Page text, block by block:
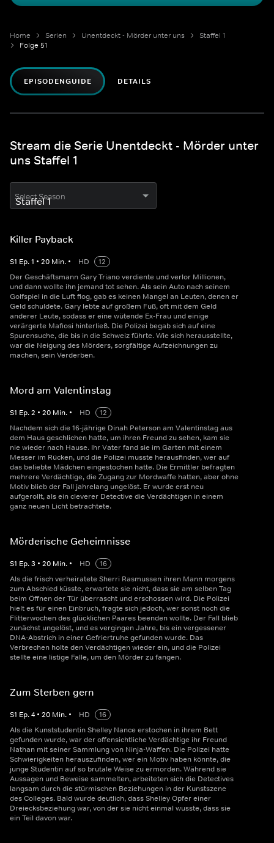
Home Serien Unentdeckt - Mörder unter uns
Staffel 1
Folge 51
EPISODENGUIDE DETAILS
Stream die Serie Unentdeckt - Mörder unter
uns Staffel 1
Select Season
Killer Payback
S1 Ep.1 • 20 Min. • HD
12
Der Geschäftsmann Gary Triano verdiente und verlor Millionen,
und dann wollte ihn jemand tot sehen. Als sein Auto nach seinem
Golfspiel in die Luft flog, gab es keinen Mangel an Leuten, denen er
Geld schuldete. Gary lebte auf großem Fuß, oft mit dem Geld
anderer Leute, sodass er eine wütende Ex-Frau und einige
verärgerte Mafiosi hinterließ. Die Polizei begab sich auf eine
Spurensuche, die bis in die Schweiz führte. Wie sich herausstellte,
war die Neigung des Mörders, sorgfältige Aufzeichnungen zu
machen, sein Verderben.
Mord am Valentinstag
S1 Ep.2 • 20 Min. • HD
12
Nachdem sich die 16-jährige Dinah Peterson am Valentinstag aus
dem Haus geschlichen hatte, um ihren Freund zu sehen, kam sie
nie wieder nach Hause. Ihr Vater fand sie im Garten mit einem
Messer im Rücken, und die Polizei musste herausfinden, wer auf
das beliebte Mädchen eingestochen hatte. Die Ermittler befragten
mehrere Verdächtige, die Zugang zur Mordwaffe hatten, aber ohne
Motiv blieb der Fall jahrelang ungelöst. Er wurde erst neu
aufgerollt, als ein cleverer Detective die Verdächtigen in einem
ganz neuen Licht betrachtete.
Mörderische Geheimnisse
S1 Ep.3 • 20 Min. • HD
16
Als die frisch verheiratete Sherri Rasmussen ihren Mann morgens
zum Abschied küsste, erwartete sie nicht, dass sie am selben Tag
beim Öffnen der Tür überrascht und erschossen wird. Die Polizei
hielt es für einen Einbruch, fragte sich jedoch, wer sonst noch die
Flitterwochen des glücklichen Paares beenden wollte. Der Fall blieb
zunächst ungelöst, und es vergingen Jahre, bis ein vergessener
DNA-Abstrich in einer Gefriertruhe gefunden wurde. Das
Verbrechen holte den Verdächtigen wieder ein, und die Polizei
stellte eine listige Falle, um den Mörder zu fangen.
Zum Sterben gern
S1 Ep.4 • 20 Min. • HD
16
Als die Kunststudentin Shelley Nance erstochen in ihrem Bett
gefunden wurde, war der offensichtliche Verdächtige ihr Freund
Nathan mit seiner Sammlung von Ninja-Waffen. Die Polizei hatte
Schwierigkeiten herauszufinden, wer ein Motiv haben könnte, die
junge Studentin auf so brutale Weise zu ermorden. Während sie
Aussagen und Beweise sammelten, arbeiteten sich die Detectives
langsam durch die stürmischen Beziehungen in der Kunstszene
des Colleges. Bald wurde deutlich, dass Shelley Opfer einer
Dreiecksbeziehung war, von der sie nicht einmal wusste, dass sie
ein Teil davon war.